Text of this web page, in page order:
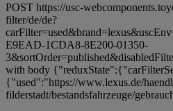
POST https://usc-
filter/de/de?
E9EAD-1CDA8-8E200-01350-
with body
{"used":"https://www.lexus.de/
filderstadt/bestandsfahrzeuge/